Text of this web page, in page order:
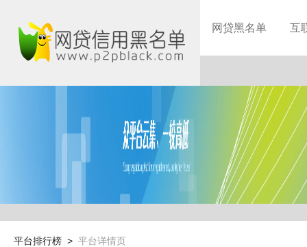
网贷黑名单 互
平台排行榜 > 平台详情页